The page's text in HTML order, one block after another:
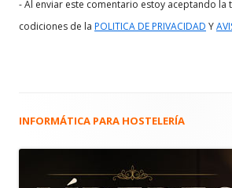
- Al enviar este comentario estoy aceptando la
codiciones de la POLITICA DE PRIVACIDAD Y
Barra
INFORMÁTICA PARA HOSTELERÍA